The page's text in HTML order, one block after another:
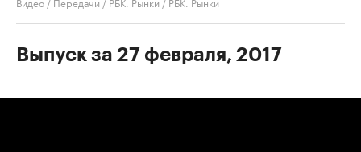
Выпуск за 27 февраля, 2017